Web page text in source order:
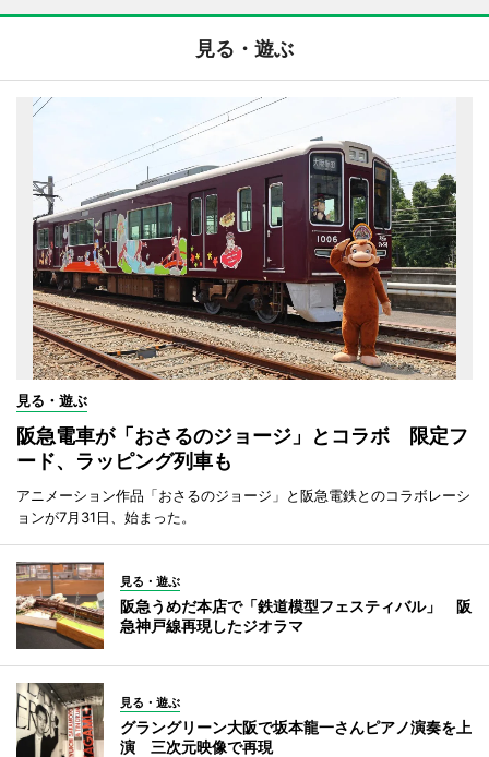
見る・遊ぶ
見る・遊ぶ
阪急電車が「おさるのジョージ」とコラボ 限定フ
ード、ラッピング列車も
アニメーション作品「おさるのジョージ」と阪急電鉄とのコラボレーシ
ョンが7月31日、始まった。
見る・遊ぶ
阪急うめだ本店で「鉄道模型フェスティバル」 阪
急神戸線再現したジオラマ
見る・遊ぶ
グラングリーン大阪で坂本龍一さんピアノ演奏を上
演 三次元映像で再現